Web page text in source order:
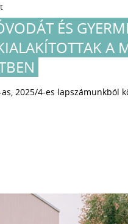
ÉS
A
2025/4-es lapszámunkból